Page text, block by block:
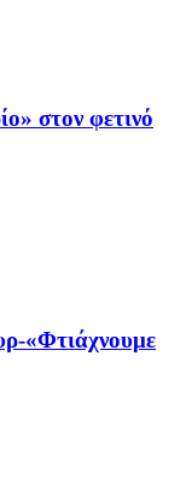
στον φετινό
«Φτιάχνουμε